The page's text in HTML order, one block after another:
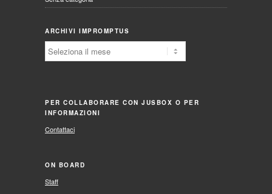
ARCHIVI IMPROMPTUS
Archivi
Impromptus
PER COLLABORARE CON JUSBOX O PER
INFORMAZIONI
Contattaci
ON BOARD
Staff